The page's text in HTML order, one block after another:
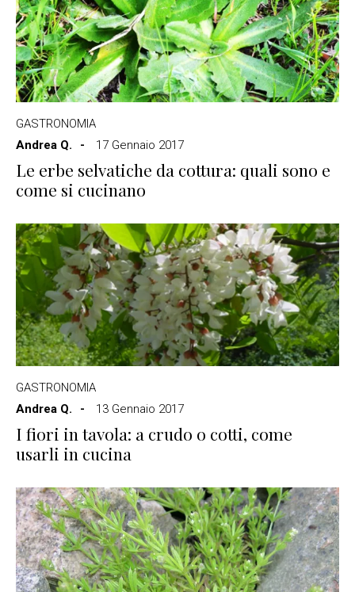
GASTRONOMIA
Andrea Q.
17 Gennaio 2017
Le erbe selvatiche da cottura: quali sono e
come si cucinano
GASTRONOMIA
Andrea Q.
13 Gennaio 2017
I fiori in tavola: a crudo o cotti, come
usarli in cucina